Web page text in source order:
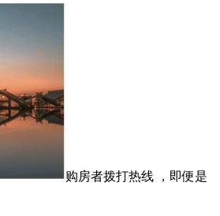
购房者拨打热线 ，即便是